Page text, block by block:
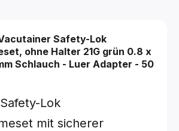
Safety-Lok
ohne Halter 21G grün 0.8 x
Schlauch - Luer Adapter - 50
Lok
mit sicherer